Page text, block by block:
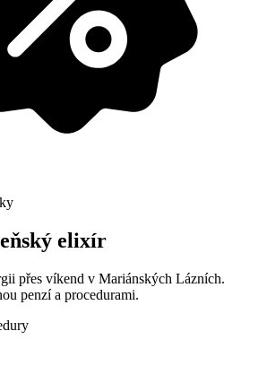
elixír
přes víkend v Mariánských Lázních.
penzí a procedurami.